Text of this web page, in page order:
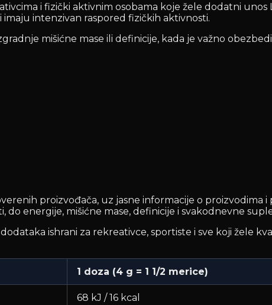
i fizički aktivnim osobama koje žele dodatni unos
intenzivan raspored fizičkih aktivnosti.
mišićne mase ili definicije, kada je važno
proizvođača, uz jasne informacije o proizvodima
do energije, mišićne mase, definicije i svakodnevne
ishrani za rekreativce, sportiste i sve koji žele
1 doza (4 g = 1 1/2 merice)
68 kJ / 16 kcal